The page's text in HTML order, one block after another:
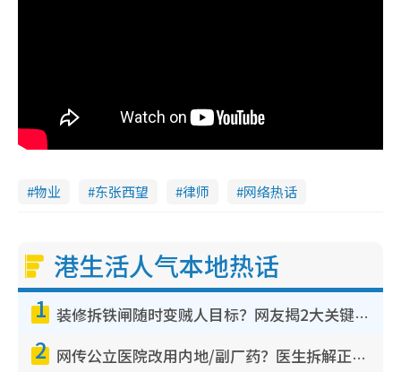
物业 东张西望 律师 网络热话
港生活人气本地热话
1 装修拆铁闸随时变贼人目标？网友揭2大关键用途：装新款等于白装？附新旧铁闸分别
2 网传公立医院改用内地/副厂药？医生拆解正副厂分别，揭4类人换药随时出事